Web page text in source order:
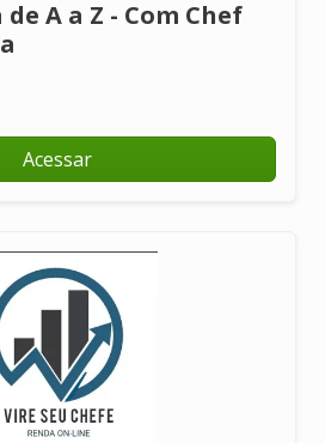
A a Z - Com Chef
Acessar